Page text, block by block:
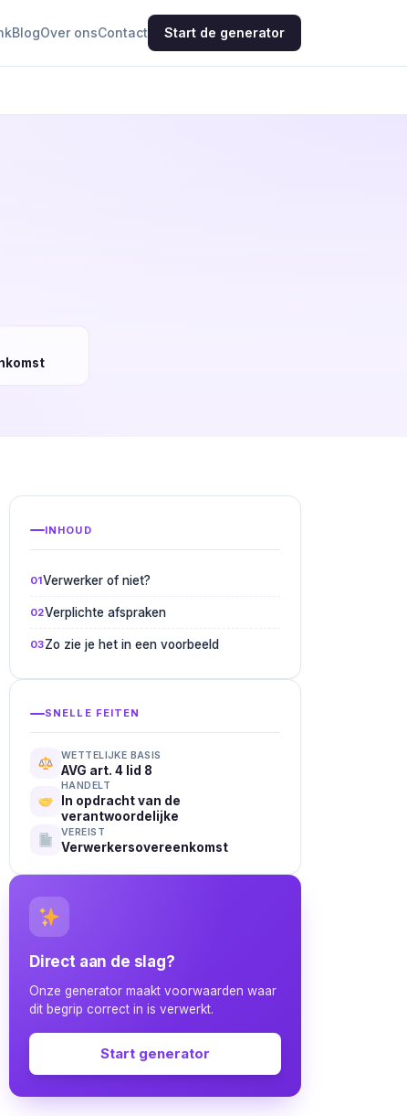
BlogOver onsContact Start de generator
INHOUD
Verwerker of niet?
Verplichte afspraken
Zo zie je het in een voorbeeld
SNELLE FEITEN
WETTELIJKE BASIS
AVG art. 4 lid 8
HANDELT
In opdracht van de
verantwoordelijke
VEREIST
Verwerkersovereenkomst
Direct aan de slag?
Onze generator maakt voorwaarden waar
dit begrip correct in is verwerkt.
Start generator